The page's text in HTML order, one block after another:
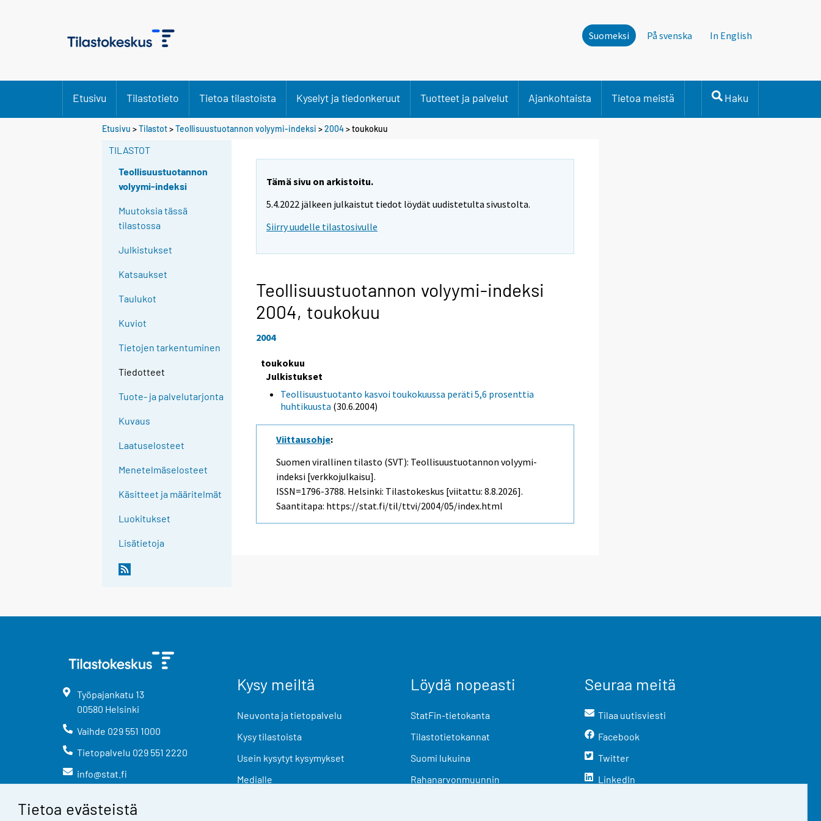
Tietoa evästeistä
Suomeksi På svenska In English
Etusivu Tilastotieto Tietoa tilastoista Kyselyt ja tiedonkeruut Tuotteet ja palvelut Ajankohtaista Tietoa meistä Haku
Etusivu >Tilastot>Teollisuustuotannon volyymi-indeksi >2004>toukokuu
TILASTOT
Teollisuustuotannon
volyymi-indeksi
Muutoksia tässä
tilastossa
Julkistukset
Katsaukset
Taulukot
Kuviot
Tietojen tarkentuminen
Tiedotteet
Tuote- ja palvelutarjonta
Kuvaus
Laatuselosteet
Menetelmäselosteet
Käsitteet ja määritelmät
Luokitukset
Lisätietoja
Tämä sivu on arkistoitu.
5.4.2022 jälkeen julkaistut tiedot löydät uudistetulta sivustolta.
Siirry uudelle tilastosivulle
Teollisuustuotannon volyymi-indeksi
2004, toukokuu
2004
toukokuu
Julkistukset
Teollisuustuotanto kasvoi toukokuussa peräti 5,6 prosenttia
huhtikuusta (30.6.2004)
Viittausohje:
Suomen virallinen tilasto (SVT): Teollisuustuotannon volyymi-
indeksi [verkkojulkaisu].
ISSN=1796-3788. Helsinki: Tilastokeskus [viitattu: 8.8.2026].
Saantitapa: https://stat.fi/til/ttvi/2004/05/index.html
Työpajankatu 13
00580 Helsinki
Vaihde 029 551 1000
Tietopalvelu 029 551 2220
info@stat.fi
Kysy meiltä
Neuvonta ja tietopalvelu
Kysy tilastoista
Usein kysytyt kysymykset
Medialle
Löydä nopeasti
StatFin-tietokanta
Tilastotietokannat
Suomi lukuina
Rahanarvonmuunnin
Seuraa meitä
Tilaa uutisviesti
Facebook
Twitter
LinkedIn